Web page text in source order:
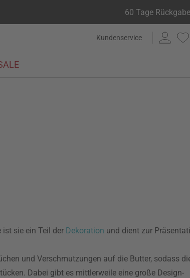
60 Tage
Kundenservice
sie ein Teil der Dekoration und dient zur
und Verschmutzungen auf die Butter, sodass
Dabei gibt es mittlerweile eine große Design-